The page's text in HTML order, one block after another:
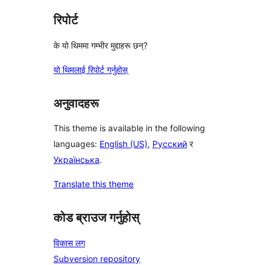
रिपोर्ट
के यो थिममा गम्भीर मुद्दाहरू छन्?
यो थिमलाई रिपोर्ट गर्नुहोस्
अनुवादहरू
This theme is available in the following
languages: English (US), Русский र
Українська.
Translate this theme
कोड ब्राउज गर्नुहोस्
विकास लग
Subversion repository